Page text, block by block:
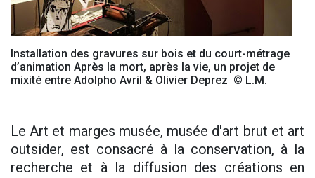
Installation des gravures sur bois et du court-métrage
d’animation Après la mort, après la vie, un projet de
mixité entre Adolpho Avril & Olivier Deprez © L.M.
Le Art et marges musée, musée d'art brut et art
outsider, est consacré à la conservation, à la
recherche et à la diffusion des créations en